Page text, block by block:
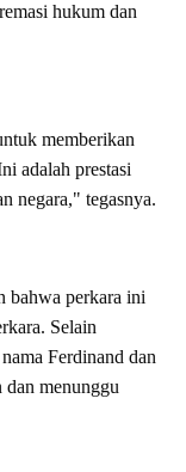
hukum dan
memberikan
adalah prestasi
negara," tegasnya.
bahwa perkara ini
Selain
Ferdinand dan
dan menunggu